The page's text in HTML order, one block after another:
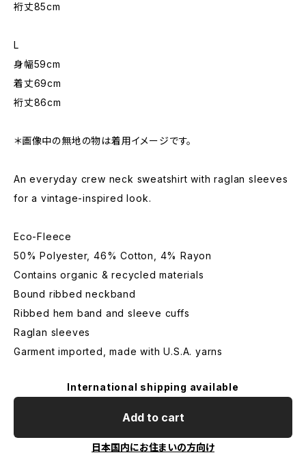
裄丈85cm
L
身幅59cm
着丈69cm
裄丈86cm
＊画像中の無地の物は着用イメージです。
An everyday crew neck sweatshirt with raglan sleeves
for a vintage-inspired look.
Eco-Fleece
50% Polyester, 46% Cotton, 4% Rayon
Contains organic & recycled materials
Bound ribbed neckband
Ribbed hem band and sleeve cuffs
Raglan sleeves
Garment imported, made with U.S.A. yarns
International shipping available
Add to cart
日本国内にお住まいの方向け